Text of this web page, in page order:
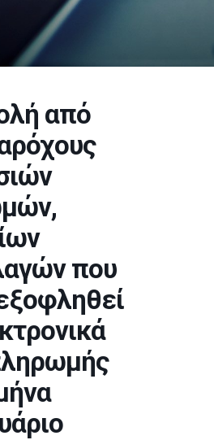
από
που